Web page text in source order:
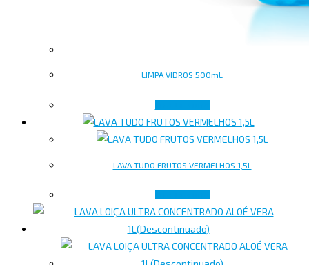
LIMPA VIDROS 500mL
LAVA TUDO FRUTOS VERMELHOS 1,5L